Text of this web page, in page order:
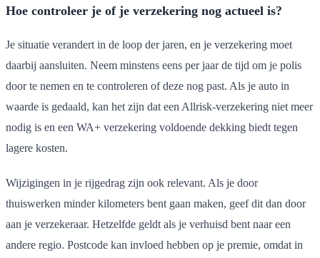
Hoe controleer je of je verzekering nog actueel is?
Je situatie verandert in de loop der jaren, en je verzekering moet
daarbij aansluiten. Neem minstens eens per jaar de tijd om je polis
door te nemen en te controleren of deze nog past. Als je auto in
waarde is gedaald, kan het zijn dat een Allrisk-verzekering niet meer
nodig is en een WA+ verzekering voldoende dekking biedt tegen
lagere kosten.
Wijzigingen in je rijgedrag zijn ook relevant. Als je door
thuiswerken minder kilometers bent gaan maken, geef dit dan door
aan je verzekeraar. Hetzelfde geldt als je verhuisd bent naar een
andere regio. Postcode kan invloed hebben op je premie, omdat in